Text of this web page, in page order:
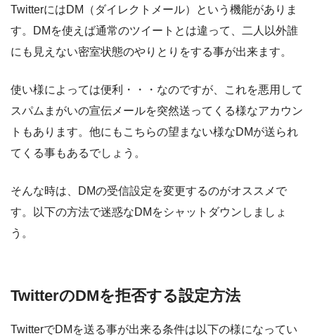
TwitterにはDM（ダイレクトメール）という機能がありま
す。DMを使えば通常のツイートとは違って、二人以外誰
にも見えない密室状態のやりとりをする事が出来ます。
使い様によっては便利・・・なのですが、これを悪用して
スパムまがいの宣伝メールを突然送ってくる様なアカウン
トもあります。他にもこちらの望まない様なDMが送られ
てくる事もあるでしょう。
そんな時は、DMの受信設定を変更するのがオススメで
す。以下の方法で迷惑なDMをシャットダウンしましょ
う。
TwitterのDMを拒否する設定方法
TwitterでDMを送る事が出来る条件は以下の様になってい